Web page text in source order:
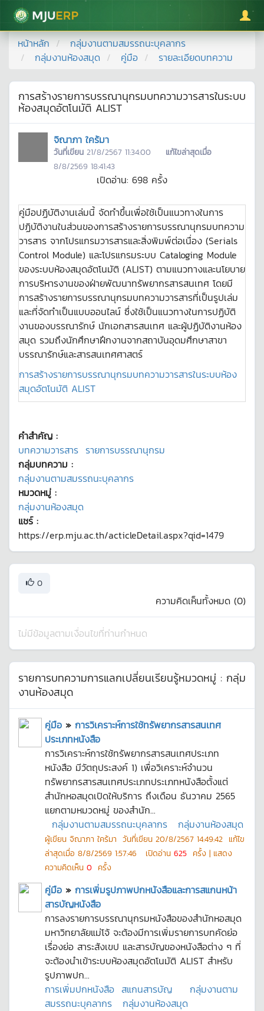
มหาวิทยาลัยแม่โจ้
หน้าหลัก
กลุ่มงานตามสมรรถนะบุคลากร
กลุ่มงานห้องสมุด
คู่มือ รายละเอียดบทความ
การสร้างรายการบรรณานุกรมบทความวารสารในระบบ
ห้องสมุดอัตโนมัติ ALIST
จิณาภา ใคร้มา
วันที่เขียน 21/8/2567 11:34:00
แก้ไขล่าสุดเมื่อ
8/8/2569 18:41:43
เปิดอ่าน: 698 ครั้ง
คู่มือปฏิบัติงานเล่มนี้ จัดทำขึ้นเพื่อใช้เป็นแนวทางในการ
ปฏิบัติงานในส่วนของการสร้างรายการบรรณานุกรมบทความ
วารสาร จากโปรแกรมวารสารและสิ่งพิมพ์ต่อเนื่อง (Serials
Control Module) และโปรแกรมระบบ Cataloging Module
ของระบบห้องสมุดอัตโนมัติ (ALIST) ตามแนวทางและนโยบาย
การบริหารงานของฝ่ายพัฒนาทรัพยากรสารสนเทศ โดยมี
การสร้างรายการบรรณานุกรมบทความวารสารที่เป็นรูปเล่ม
และที่จัดทำเป็นแบบออนไลน์ ซึ่งใช้เป็นแนวทางในการปฏิบัติ
งานของบรรณารักษ์ นักเอกสารสนเทศ และผู้ปฏิบัติงานห้อง
สมุด รวมถึงนักศึกษาฝึกงานจากสถาบันอุดมศึกษาสาขา
บรรณารักษ์และสารสนเทศศาสตร์
การสร้างรายการบรรณานุกรมบทความวารสารในระบบห้อง
สมุดอัตโนมัติ ALIST
คำสำคัญ :
บทความวารสาร รายการบรรณานุกรม
กลุ่มบทความ :
กลุ่มงานตามสมรรถนะบุคลากร
หมวดหมู่ :
กลุ่มงานห้องสมุด
แชร์ :
https://erp.mju.ac.th/acticleDetail.aspx?qid=1479
0
ความคิดเห็นทั้งหมด (0)
ไม่มีข้อมูลตามเงื่อนไขที่ท่านกำหนด
รายการบทความการแลกเปลี่ยนเรียนรู้หมวดหมู่ : กลุ่ม
งานห้องสมุด
คู่มือ » การวิเคราะห์การใช้ทรัพยากรสารสนเทศ
ประเภทหนังสือ
การวิเคราะห์การใช้ทรัพยากรสารสนเทศประเภท
หนังสือ มีวัตถุประสงค์ 1) เพื่อวิเคราะห์จำนวน
ทรัพยากรสารสนเทศประเภทประเภทหนังสือตั้งแต่
สำนักหอสมุดเปิดให้บริการ ถึงเดือน ธันวาคม 2565
แยกตามหมวดหมู่ ของสำนัก...
กลุ่มงานตามสมรรถนะบุคลากร
กลุ่มงานห้องสมุด
ผู้เขียน จิณาภา ใคร้มา วันที่เขียน 20/8/2567 14:49:42 แก้ไข
ล่าสุดเมื่อ 8/8/2569 1:57:46 เปิดอ่าน 625 ครั้ง | แสดง
ความคิดเห็น 0 ครั้ง
คู่มือ » การเพิ่มรูปภาพปกหนังสือและการสแกนหน้า
สารบัญหนังสือ
การลงรายการบรรณานุกรมหนังสือของสำนักหอสมุด
มหาวิทยาลัยแม่โจ้ จะต้องมีการเพิ่มรายการบทคัดย่อ
เรื่องย่อ สาระสังเขป และสารบัญของหนังสือต่าง ๆ ที่
จะต้องนำเข้าระบบห้องสมุดอัตโนมัติ ALIST สำหรับ
รูปภาพปก...
การเพิ่มปกหนังสือ สแกนสารบัญ
กลุ่มงานตาม
สมรรถนะบุคลากร
กลุ่มงานห้องสมุด